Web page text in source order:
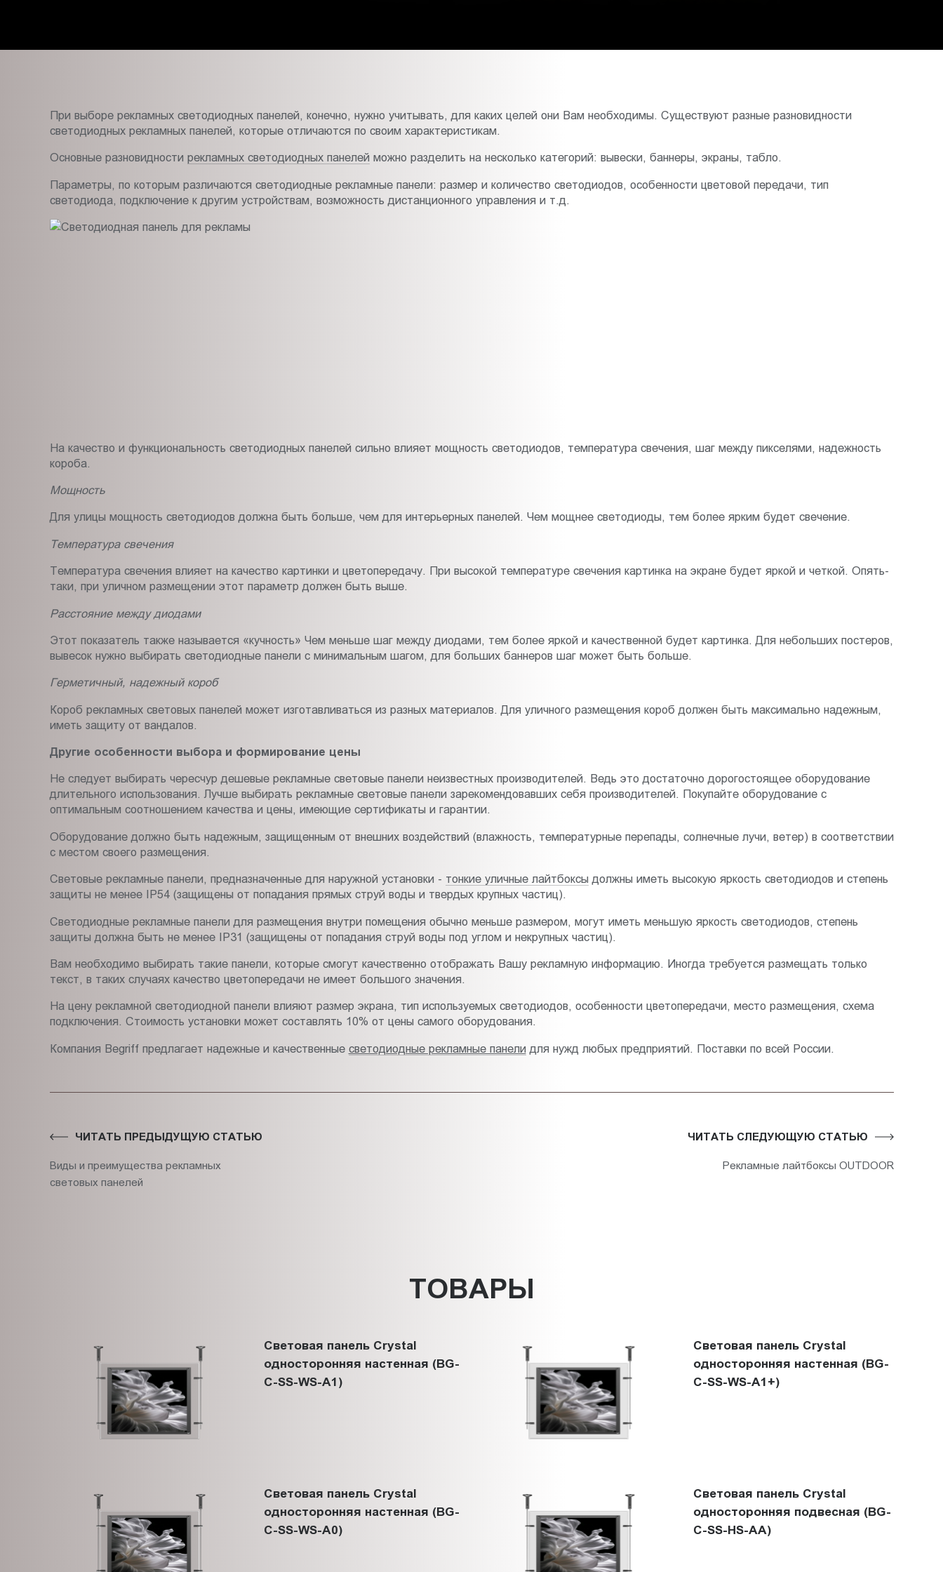
При выборе рекламных светодиодных панелей, конечно, нужно учитывать, для каких целей они Вам необходимы. Существуют разные разновидности
светодиодных рекламных панелей, которые отличаются по своим характеристикам.
Основные разновидности рекламных светодиодных панелей можно разделить на несколько категорий: вывески, баннеры, экраны, табло.
Параметры, по которым различаются светодиодные рекламные панели: размер и количество светодиодов, особенности цветовой передачи, тип
светодиода, подключение к другим устройствам, возможность дистанционного управления и т.д.
На качество и функциональность светодиодных панелей сильно влияет мощность светодиодов, температура свечения, шаг между пикселями, надежность
короба.
Мощность
Для улицы мощность светодиодов должна быть больше, чем для интерьерных панелей. Чем мощнее светодиоды, тем более ярким будет свечение.
Температура свечения
Температура свечения влияет на качество картинки и цветопередачу. При высокой температуре свечения картинка на экране будет яркой и четкой. Опять-
таки, при уличном размещении этот параметр должен быть выше.
Расстояние между диодами
Этот показатель также называется «кучность» Чем меньше шаг между диодами, тем более яркой и качественной будет картинка. Для небольших постеров,
вывесок нужно выбирать светодиодные панели с минимальным шагом, для больших баннеров шаг может быть больше.
Герметичный, надежный короб
Короб рекламных световых панелей может изготавливаться из разных материалов. Для уличного размещения короб должен быть максимально надежным,
иметь защиту от вандалов.
Другие особенности выбора и формирование цены
Не следует выбирать чересчур дешевые рекламные световые панели неизвестных производителей. Ведь это достаточно дорогостоящее оборудование
длительного использования. Лучше выбирать рекламные световые панели зарекомендовавших себя производителей. Покупайте оборудование с
оптимальным соотношением качества и цены, имеющие сертификаты и гарантии.
Оборудование должно быть надежным, защищенным от внешних воздействий (влажность, температурные перепады, солнечные лучи, ветер) в соответствии
с местом своего размещения.
Световые рекламные панели, предназначенные для наружной установки - тонкие уличные лайтбоксыдолжны иметь высокую яркость светодиодов и степень
защиты не менее IP54 (защищены от попадания прямых струй воды и твердых крупных частиц).
Светодиодные рекламные панели для размещения внутри помещения обычно меньше размером, могут иметь меньшую яркость светодиодов, степень
защиты должна быть не менее IP31 (защищены от попадания струй воды под углом и некрупных частиц).
Вам необходимо выбирать такие панели, которые смогут качественно отображать Вашу рекламную информацию. Иногда требуется размещать только
текст, в таких случаях качество цветопередачи не имеет большого значения.
На цену рекламной светодиодной панели влияют размер экрана, тип используемых светодиодов, особенности цветопередачи, место размещения, схема
подключения. Стоимость установки может составлять 10% от цены самого оборудования.
Компания Begriff предлагает надежные и качественные светодиодные рекламные панелидля нужд любых предприятий. Поставки по всей России.
ЧИТАТЬ ПРЕДЫДУЩУЮ СТАТЬЮ
Виды и преимущества рекламных
световых панелей
ЧИТАТЬ СЛЕДУЮЩУЮ СТАТЬЮ
Рекламные лайтбоксы OUTDOOR
ТОВАРЫ
Световая панель Crystal
односторонняя настенная (BG-
C-SS-WS-A1)
Световая панель Crystal
односторонняя настенная (BG-
C-SS-WS-A1+)
Световая панель Crystal
односторонняя настенная (BG-
C-SS-WS-A0)
Световая панель Crystal
односторонняя подвесная (BG-
C-SS-HS-AА)